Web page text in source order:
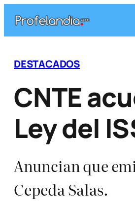
contenido
DESTACADOS
CNTE
Ley del
Anuncian que
Cepeda Salas.